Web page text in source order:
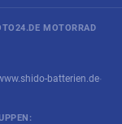
MOTORRAD
batterien.de·